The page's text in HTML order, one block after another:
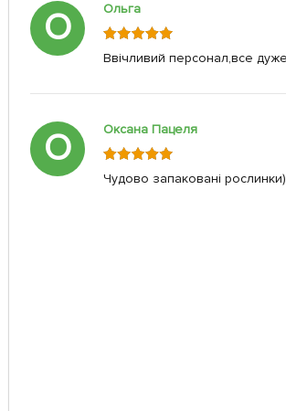
О Ольга
Ввічливий персонал,все
О Оксана Пацеля
Чудово запаковані